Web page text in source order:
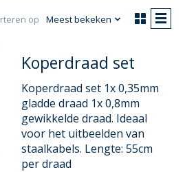
op Meest bekeken
Koperdraad set
Koperdraad set 1x 0,35mm
gladde draad 1x 0,8mm
gewikkelde draad. Ideaal
voor het uitbeelden van
staalkabels. Lengte: 55cm
per draad